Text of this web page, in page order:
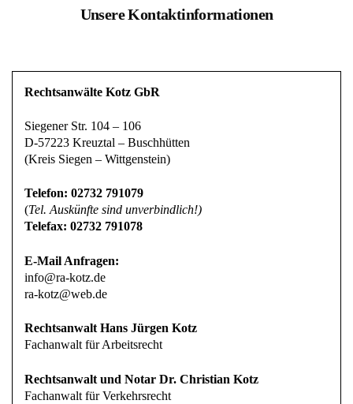
Unsere Kontaktinformationen
Rechtsanwälte Kotz GbR
Siegener Str. 104 – 106
D-57223 Kreuztal – Buschhütten
(Kreis Siegen – Wittgenstein)
Telefon: 02732 791079
(Tel. Auskünfte sind unverbindlich!)
Telefax: 02732 791078
E-Mail Anfragen:
info@ra-kotz.de
ra-kotz@web.de
Rechtsanwalt Hans Jürgen Kotz
Fachanwalt für Arbeitsrecht
Rechtsanwalt und Notar Dr. Christian Kotz
Fachanwalt für Verkehrsrecht